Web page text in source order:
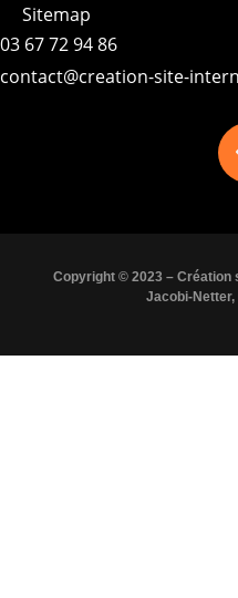
Sitemap
03 67 72 94 86
contact@creation-site-
Copyright © 2023 – Création
Jacobi-